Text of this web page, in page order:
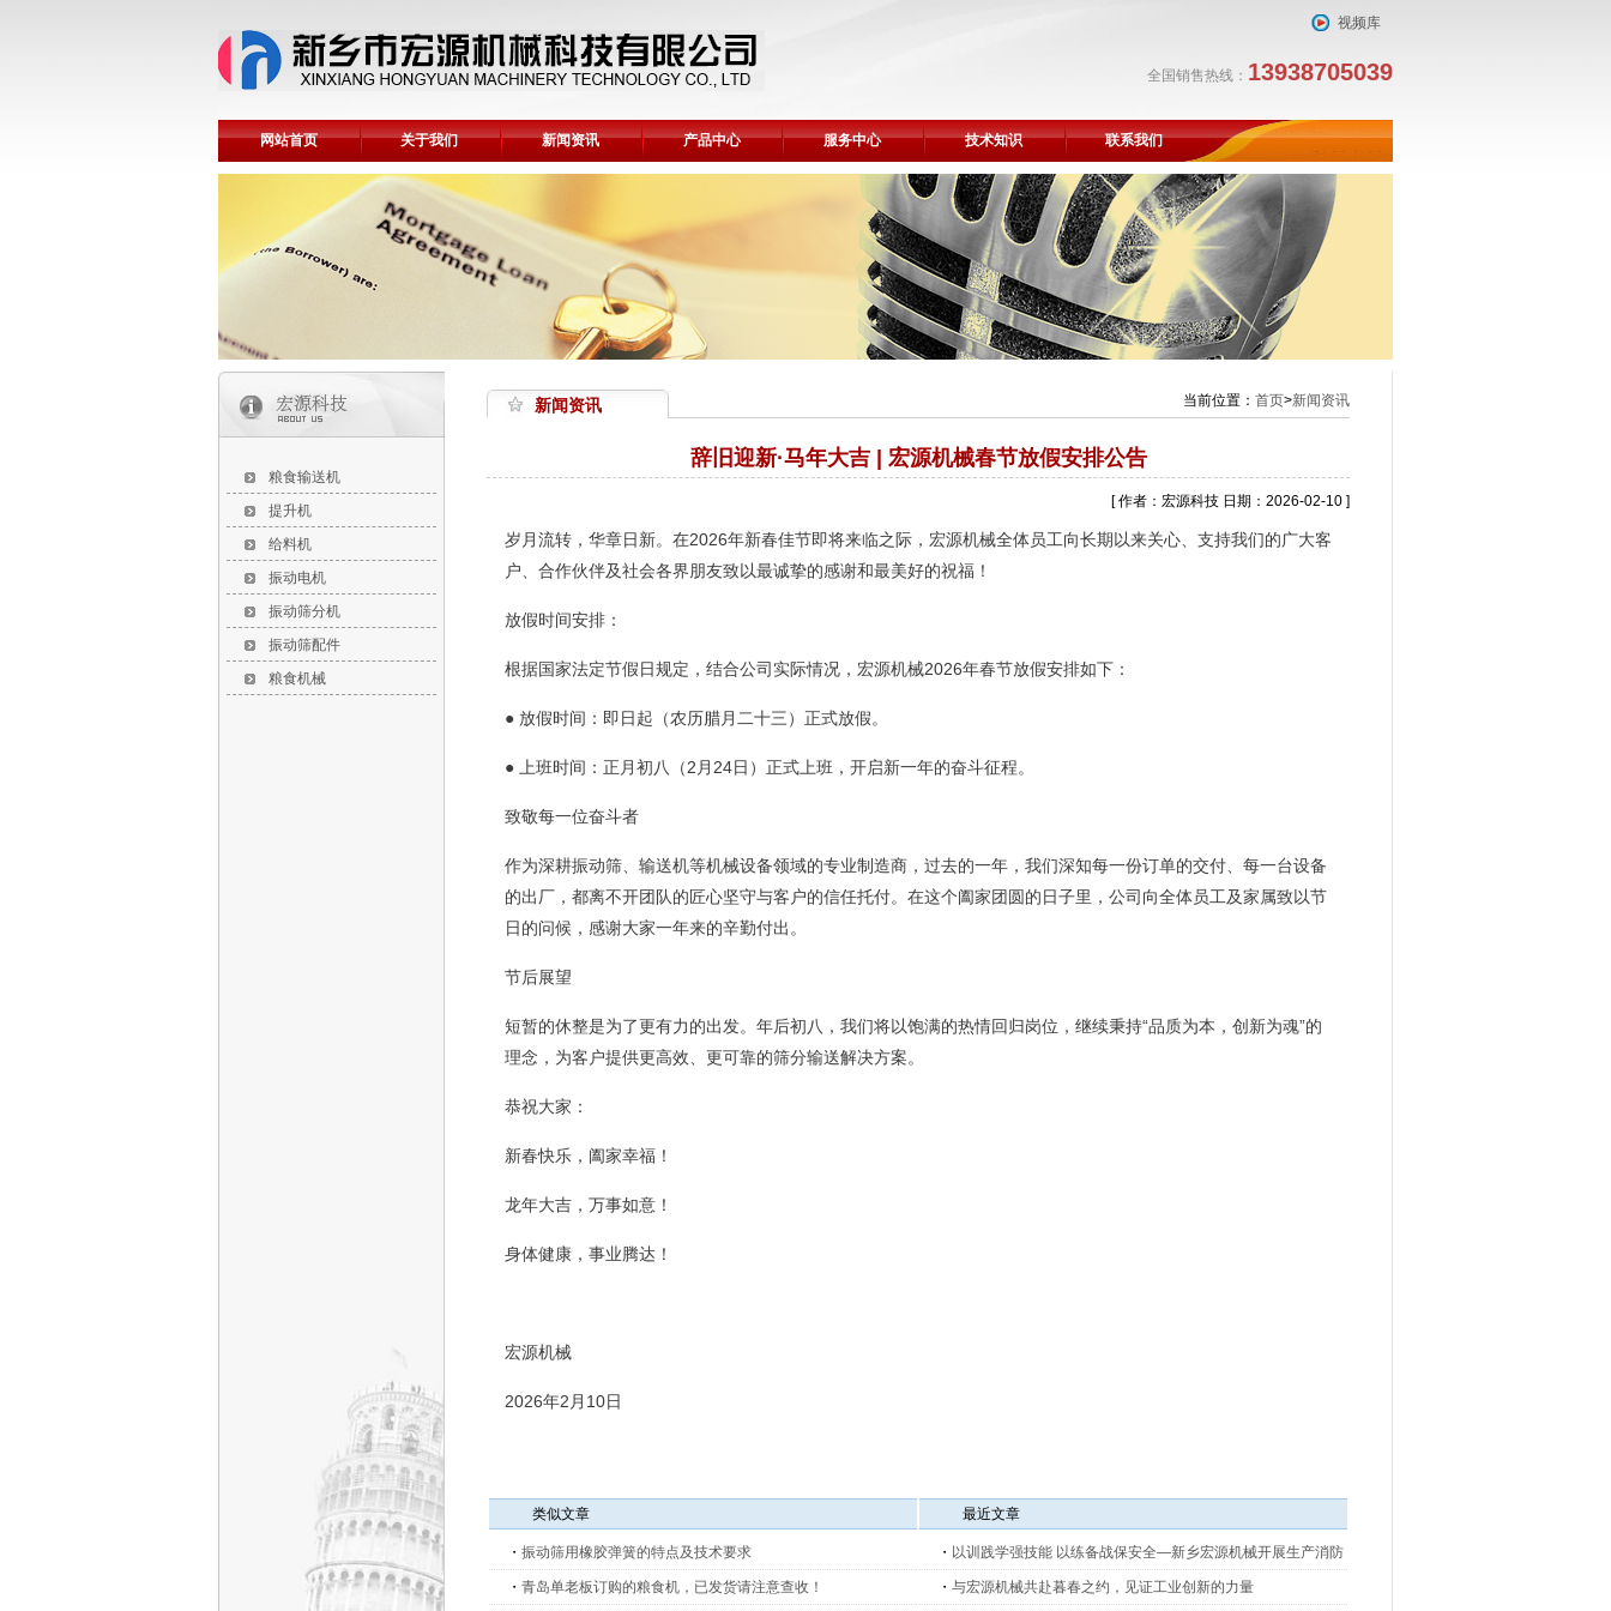
视频库
全国销售热线： 13938705039
网站首页 关于我们 新闻资讯 产品中心 服务中心 技术知识 联系我们
粮食输送机
提升机
给料机
振动电机
振动筛分机
振动筛配件
粮食机械
新闻资讯 当前位置： 首页>新闻资讯
辞旧迎新·马年大吉 | 宏源机械春节放假安排公告
[ 作者：宏源科技 日期：2026-02-10 ]
岁月流转，华章日新。在2026年新春佳节即将来临之际，宏源机械全体员工向长期以来关心、支持我们的广大客
户、合作伙伴及社会各界朋友致以最诚挚的感谢和最美好的祝福！
放假时间安排：
根据国家法定节假日规定，结合公司实际情况，宏源机械2026年春节放假安排如下：
● 放假时间：即日起（农历腊月二十三）正式放假。
● 上班时间：正月初八（2月24日）正式上班，开启新一年的奋斗征程。
致敬每一位奋斗者
作为深耕振动筛、输送机等机械设备领域的专业制造商，过去的一年，我们深知每一份订单的交付、每一台设备
的出厂，都离不开团队的匠心坚守与客户的信任托付。在这个阖家团圆的日子里，公司向全体员工及家属致以节
日的问候，感谢大家一年来的辛勤付出。
节后展望
短暂的休整是为了更有力的出发。年后初八，我们将以饱满的热情回归岗位，继续秉持“品质为本，创新为魂”的
理念，为客户提供更高效、更可靠的筛分输送解决方案。
恭祝大家：
新春快乐，阖家幸福！
龙年大吉，万事如意！
身体健康，事业腾达！
宏源机械
2026年2月10日
类似文章
・ 振动筛用橡胶弹簧的特点及技术要求
・ 青岛单老板订购的粮食机，已发货请注意查收！
最近文章
・ 以训践学强技能 以练备战保安全—新乡宏源机械开展生产消防
安全培训及消防演练
・ 与宏源机械共赴暮春之约，见证工业创新的力量